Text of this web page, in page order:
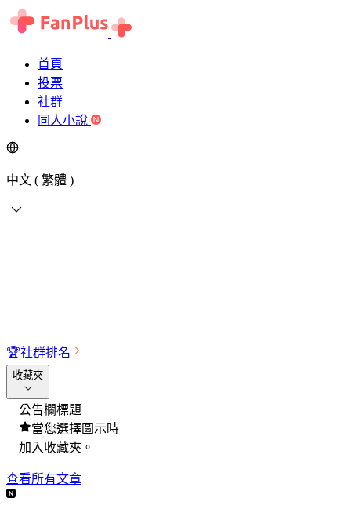
首頁
投票
社群
同人小說
中文 ( 繁體 )
🏆社群排名
收藏夾
公告欄標題
當您選擇圖示時
加入收藏夾。
查看所有文章